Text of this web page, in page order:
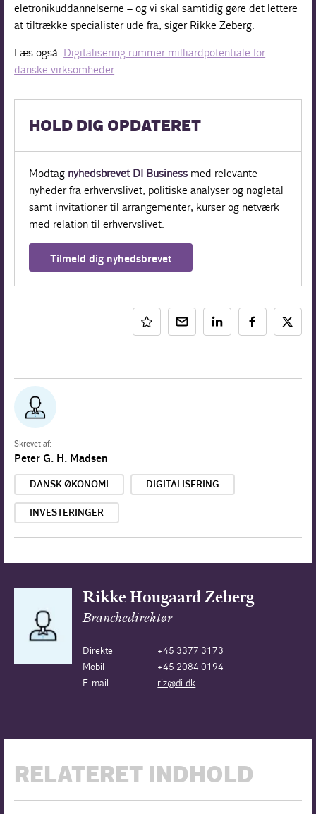
eletronikuddannelserne – og vi skal samtidig gøre det lettere
at tiltrække specialister ude fra, siger Rikke Zeberg.
Læs også: Digitalisering rummer milliardpotentiale for
danske virksomheder
HOLD DIG OPDATERET
Modtag nyhedsbrevet DI Business med relevante
nyheder fra erhvervslivet, politiske analyser og nøgletal
samt invitationer til arrangementer, kurser og netværk
med relation til erhvervslivet.
Tilmeld dig nyhedsbrevet
Skrevet af:
Peter G. H. Madsen
DANSK ØKONOMI DIGITALISERING
INVESTERINGER
Rikke Hougaard Zeberg
Branchedirektør
Direkte
+45 3377 3173
Mobil
+45 2084 0194
E-mail
riz@di.dk
RELATERET INDHOLD